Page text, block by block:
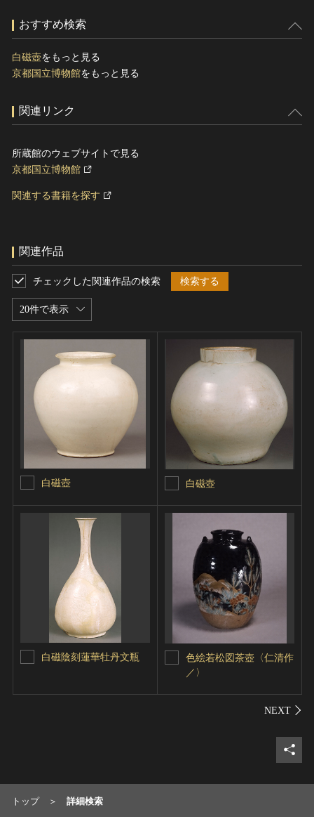
おすすめ検索
白磁壺をもっと見る
京都国立博物館をもっと見る
関連リンク
所蔵館のウェブサイトで見る
京都国立博物館
関連する書籍を探す
関連作品
20件で表示
チェックした関連作品の検索 検索する
白磁壺 白磁壺
白磁陰刻蓮華牡丹文瓶
色絵若松図茶壺〈仁清作
／〉
シェ
トップ 詳細検索